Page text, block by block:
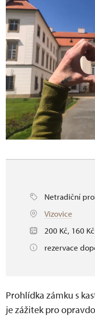
Netradiční
Vizovice
200 Kč, 160 Kč
rezervace
Prohlídka zámku s
je zážitek pro